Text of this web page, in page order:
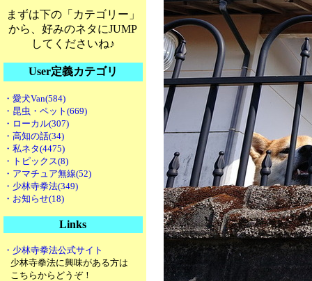
まずは下の「カテゴリー」
から、好みのネタにJUMP
してくださいね♪
User定義カテゴリ
・愛犬Van(584)
・昆虫・ペット(669)
・ローカル(307)
・高知の話(34)
・私ネタ(4475)
・トピックス(8)
・アマチュア無線(52)
・少林寺拳法(349)
・お知らせ(18)
Links
・少林寺拳法公式サイト
少林寺拳法に興味がある方は
こちらからどうぞ！